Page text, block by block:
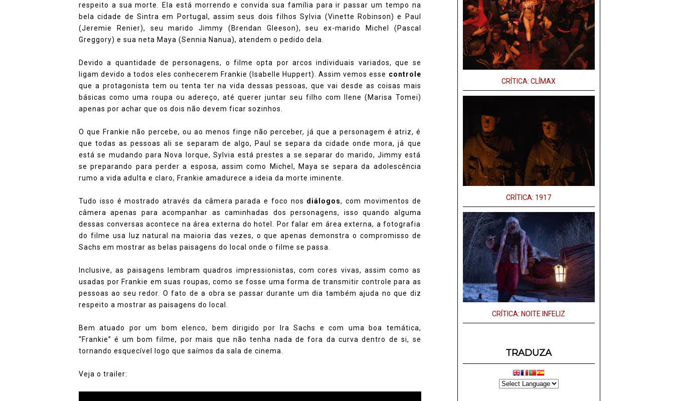
respeito a sua morte. Ela está morrendo e convida sua família para ir passar um tempo na
bela cidade de Sintra em Portugal, assim seus dois filhos Sylvia (Vinette Robinson) e Paul
(Jeremie Renier), seu marido Jimmy (Brendan Gleeson), seu ex-marido Michel (Pascal
Greggory) e sua neta Maya (Sennia Nanua), atendem o pedido dela.
Devido a quantidade de personagens, o filme opta por arcos individuais variados, que se
ligam devido a todos eles conhecerem Frankie (Isabelle Huppert). Assim vemos esse controle
que a protagonista tem ou tenta ter na vida dessas pessoas, que vai desde as coisas mais
básicas como uma roupa ou adereço, até querer juntar seu filho com Ilene (Marisa Tomei)
apenas por achar que os dois não devem ficar sozinhos.
O que Frankie não percebe, ou ao menos finge não perceber, já que a personagem é atriz, é
que todas as pessoas ali se separam de algo, Paul se separa da cidade onde mora, já que
está se mudando para Nova Iorque, Sylvia está prestes a se separar do marido, Jimmy está
se preparando para perder a esposa, assim como Michel, Maya se separa da adolescência
rumo a vida adulta e claro, Frankie amadurece a ideia da morte iminente.
Tudo isso é mostrado através da câmera parada e foco nos diálogos, com movimentos de
câmera apenas para acompanhar as caminhadas dos personagens, isso quando alguma
dessas conversas acontece na área externa do hotel. Por falar em área externa, a fotografia
do filme usa luz natural na maioria das vezes, o que apenas demonstra o compromisso de
Sachs em mostrar as belas paisagens do local onde o filme se passa.
Inclusive, as paisagens lembram quadros impressionistas, com cores vivas, assim como as
usadas por Frankie em suas roupas, como se fosse uma forma de transmitir controle para as
pessoas ao seu redor. O fato de a obra se passar durante um dia também ajuda no que diz
respeito a mostrar as paisagens do local.
Bem atuado por um bom elenco, bem dirigido por Ira Sachs e com uma boa temática,
“Frankie” é um bom filme, por mais que não tenha nada de fora da curva dentro de si, se
tornando esquecível logo que saímos da sala de cinema.
Veja o trailer:
CRÍTICA: CLÍMAX
CRÍTICA: 1917
CRÍTICA: NOITE INFELIZ
TRADUZA